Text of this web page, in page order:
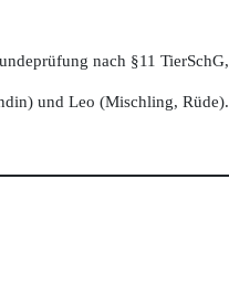
nach §11 TierSchG,
und Leo (Mischling, Rüde).